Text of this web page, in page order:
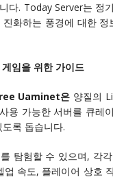
다. Today Server는 정
화하는 풍경에 대한
임을 위한 가이드
Uaminet은 양질의
용 가능한 서버를 큐레
록 돕습니다.
탐험할 수 있으며, 각
속도, 플레이어 상호